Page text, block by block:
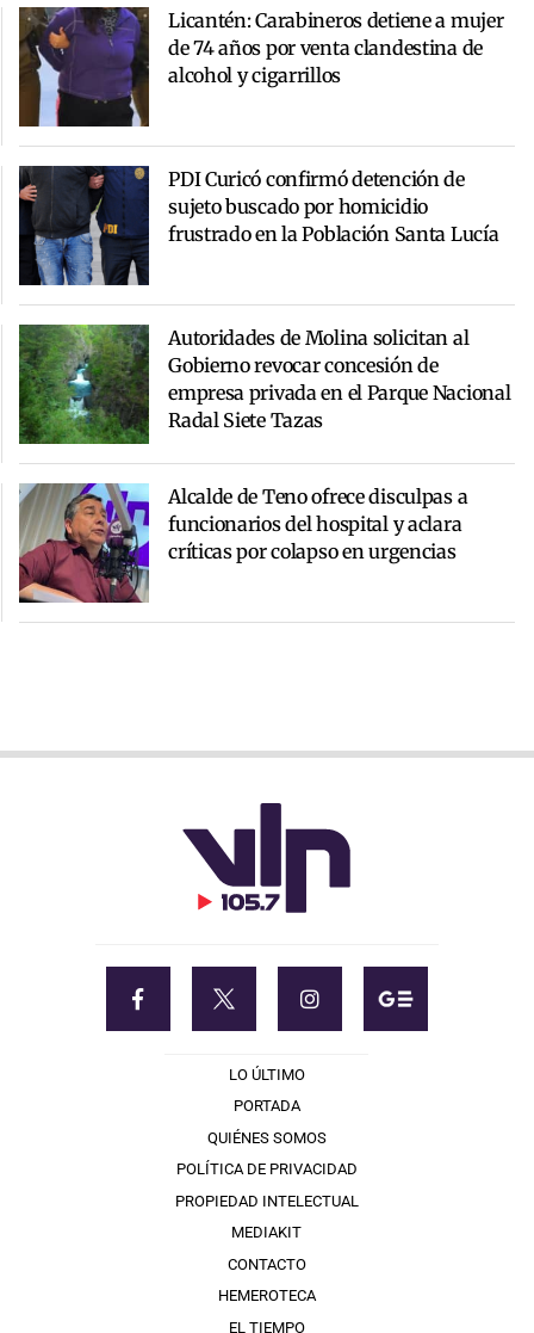
Licantén: Carabineros detiene a mujer
de 74 años por venta clandestina de
alcohol y cigarrillos
PDI Curicó confirmó detención de
sujeto buscado por homicidio
frustrado en la Población Santa Lucía
Autoridades de Molina solicitan al
Gobierno revocar concesión de
empresa privada en el Parque Nacional
Radal Siete Tazas
Alcalde de Teno ofrece disculpas a
funcionarios del hospital y aclara
críticas por colapso en urgencias
LO ÚLTIMO
PORTADA
QUIÉNES SOMOS
POLÍTICA DE PRIVACIDAD
PROPIEDAD INTELECTUAL
MEDIAKIT
CONTACTO
HEMEROTECA
EL TIEMPO